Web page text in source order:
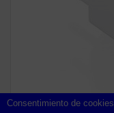
Consentimiento de cookies